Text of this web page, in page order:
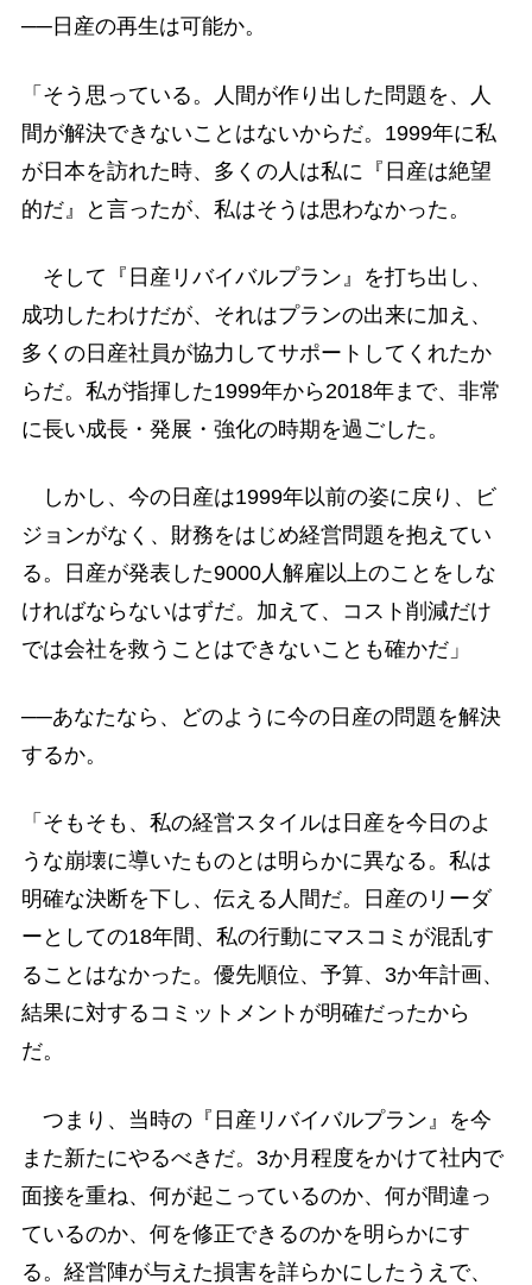
──日産の再生は可能か。
「そう思っている。人間が作り出した問題を、人
間が解決できないことはないからだ。1999年に私
が日本を訪れた時、多くの人は私に『日産は絶望
的だ』と言ったが、私はそうは思わなかった。
そして『日産リバイバルプラン』を打ち出し、
成功したわけだが、それはプランの出来に加え、
多くの日産社員が協力してサポートしてくれたか
らだ。私が指揮した1999年から2018年まで、非常
に長い成長・発展・強化の時期を過ごした。
しかし、今の日産は1999年以前の姿に戻り、ビ
ジョンがなく、財務をはじめ経営問題を抱えてい
る。日産が発表した9000人解雇以上のことをしな
ければならないはずだ。加えて、コスト削減だけ
では会社を救うことはできないことも確かだ」
──あなたなら、どのように今の日産の問題を解決
するか。
「そもそも、私の経営スタイルは日産を今日のよ
うな崩壊に導いたものとは明らかに異なる。私は
明確な決断を下し、伝える人間だ。日産のリーダ
ーとしての18年間、私の行動にマスコミが混乱す
ることはなかった。優先順位、予算、3か年計画、
結果に対するコミットメントが明確だったから
だ。
つまり、当時の『日産リバイバルプラン』を今
また新たにやるべきだ。3か月程度をかけて社内で
面接を重ね、何が起こっているのか、何が間違っ
ているのか、何を修正できるのかを明らかにす
る。経営陣が与えた損害を詳らかにしたうえで、